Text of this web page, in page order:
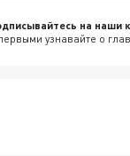
на наши
узнавайте о